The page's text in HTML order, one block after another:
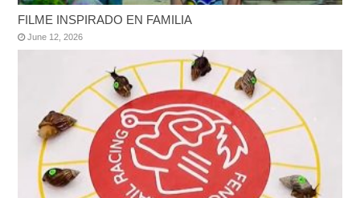
FILME INSPIRADO EN FAMILIA
June 12, 2026